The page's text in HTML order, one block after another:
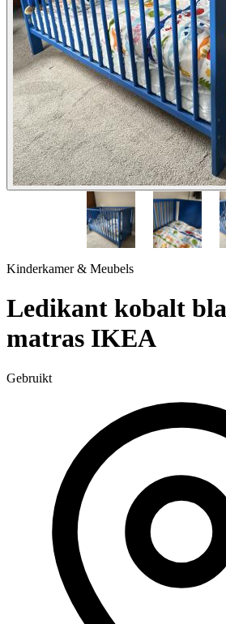
1 / 3
Kinderkamer & Meubels
Ledikant kobalt
matras IKEA
Gebruikt